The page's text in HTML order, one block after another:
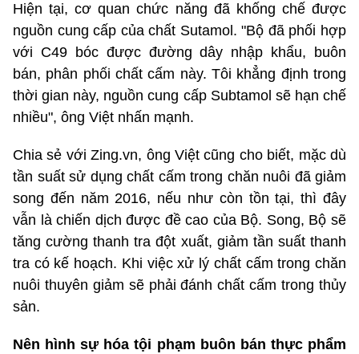
Hiện tại, cơ quan chức năng đã khống chế được
nguồn cung cấp của chất Sutamol. "Bộ đã phối hợp
với C49 bóc được đường dây nhập khẩu, buôn
bán, phân phối chất cấm này. Tôi khẳng định trong
thời gian này, nguồn cung cấp Subtamol sẽ hạn chế
nhiều", ông Việt nhấn mạnh.
Chia sẻ với Zing.vn, ông Việt cũng cho biết, mặc dù
tần suất sử dụng chất cấm trong chăn nuôi đã giảm
song đến năm 2016, nếu như còn tồn tại, thì đây
vẫn là chiến dịch được đề cao của Bộ. Song, Bộ sẽ
tăng cường thanh tra đột xuất, giảm tần suất thanh
tra có kế hoạch. Khi việc xử lý chất cấm trong chăn
nuôi thuyên giảm sẽ phải đánh chất cấm trong thủy
sản.
Nên hình sự hóa tội phạm buôn bán thực phẩm